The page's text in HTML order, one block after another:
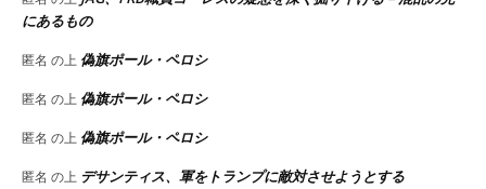
にあるもの
匿名 の上 偽旗ポール・ペロシ
匿名 の上 偽旗ポール・ペロシ
匿名 の上 偽旗ポール・ペロシ
匿名 の上 デサンティス、軍をトランプに敵対させようとする